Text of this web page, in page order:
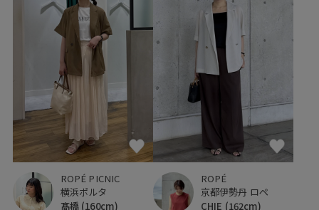
ROPÉ PICNIC
横浜ポルタ
髙橋 (160cm)
ROPÉ
京都伊勢丹 ロペ
CHIE (162cm)